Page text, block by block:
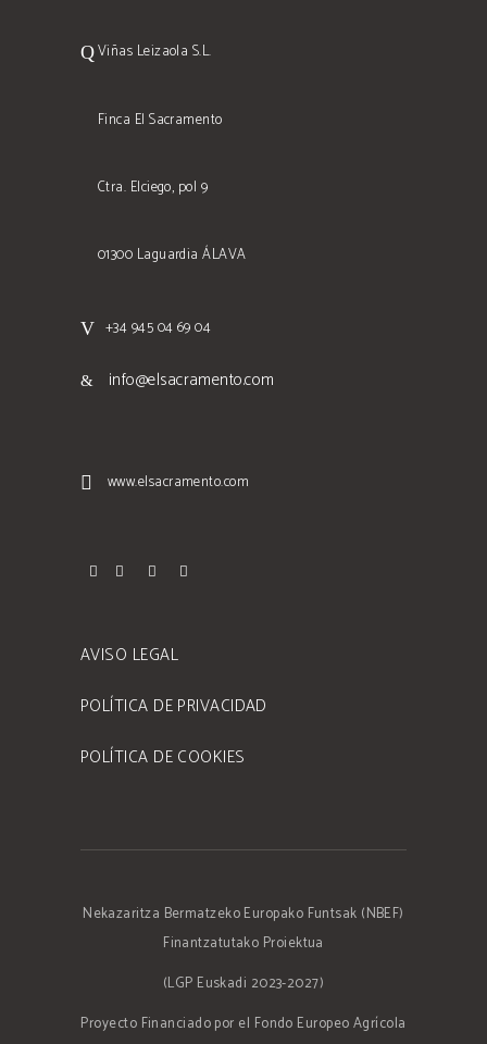
Viñas Leizaola S.L.
Finca El Sacramento
Ctra. Elciego, pol 9
01300 Laguardia ÁLAVA
+34 945 04 69 04
info@elsacramento.com
www.elsacramento.com
AVISO LEGAL
POLÍTICA DE PRIVACIDAD
POLÍTICA DE COOKIES
Nekazaritza Bermatzeko Europako Funtsak (NBEF)
Finantzatutako Proiektua
(LGP Euskadi 2023-2027)
Proyecto Financiado por el Fondo Europeo Agrícola